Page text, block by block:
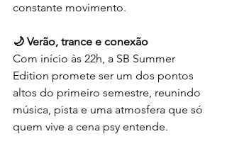
constante movimento.
🌙 Verão, trance e conexão
Com início às 22h, a SB Summer
Edition promete ser um dos pontos
altos do primeiro semestre, reunindo
música, pista e uma atmosfera que só
quem vive a cena psy entende.